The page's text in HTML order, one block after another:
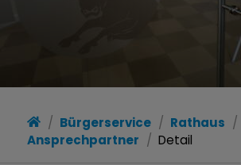
Bürgerservice
Rathaus
Ansprechpartner
Detail